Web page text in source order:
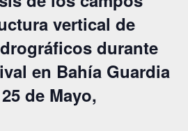
vertical de
durante
en Bahía Guardia
de Mayo,